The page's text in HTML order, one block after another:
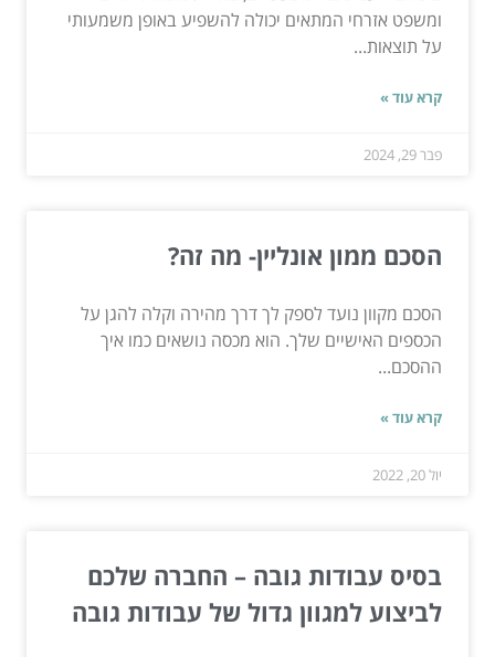
ומשפט אזרחי המתאים יכולה להשפיע באופן משמעותי
על תוצאות...
קרא עוד »
פבר 29, 2024
הסכם ממון אונליין- מה זה?
הסכם מקוון נועד לספק לך דרך מהירה וקלה להגן על
הכספים האישיים שלך. הוא מכסה נושאים כמו איך
ההסכם...
קרא עוד »
יול 20, 2022
בסיס עבודות גובה – החברה שלכם
לביצוע למגוון גדול של עבודות גובה